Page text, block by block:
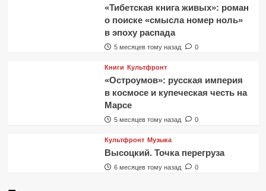
«Тибетская книга живых»: роман
о поиске «смысла номер ноль»
в эпоху распада
5 месяцев тому назад 0
Книги Культфронт
«Остроумов»: русская империя
в космосе и купеческая честь на
Марсе
5 месяцев тому назад 0
Культфронт Музыка
Высоцкий. Точка перегруза
6 месяцев тому назад 0